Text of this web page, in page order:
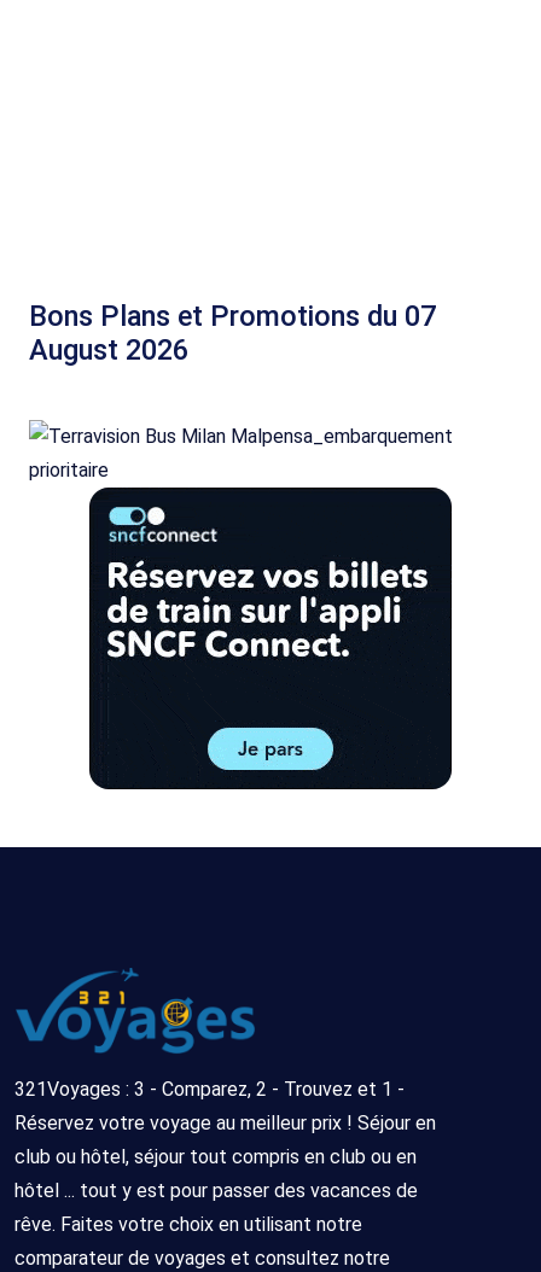
Bons Plans et Promotions du 07
August 2026
321Voyages : 3 - Comparez, 2 - Trouvez et 1 -
Réservez votre voyage au meilleur prix ! Séjour en
club ou hôtel, séjour tout compris en club ou en
hôtel ... tout y est pour passer des vacances de
rêve. Faites votre choix en utilisant notre
comparateur de voyages et consultez notre